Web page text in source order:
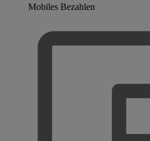
Mobiles Bezahlen